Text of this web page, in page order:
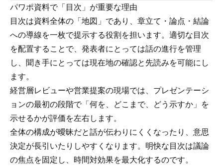
パワポ資料で「目次」が重要な理由
目次は資料全体の「地図」であり、章立て・論点・結論
への導線を一枚で提示する役割を担います。適切な目次
を配置することで、発表者にとっては話の進行を管理
し、聞き手にとっては現在地の確認と先読みを可能にし
ます。
経営層レビューや営業提案の現場では、プレゼンテーシ
ョンの最初の段階で「何を、どこまで、どう示すか」を
示せるかが評価を左右します。
全体の構成が曖昧だと話が伝わりにくくなったり、意思
決定が長引いたりしやすくなります。明快な目次は議論
の焦点を固定し、時間対効果を最大化するのです。